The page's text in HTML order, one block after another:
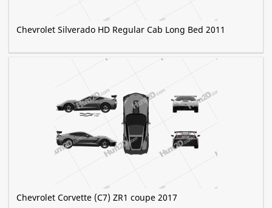
Chevrolet Silverado HD Regular Cab Long Bed 2011
Chevrolet Corvette (C7) ZR1 coupe 2017